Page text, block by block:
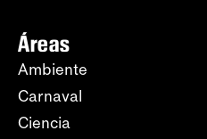
Áreas
Ambiente
Carnaval
Ciencia